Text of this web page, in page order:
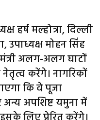
हर्ष मल्होत्रा, दिल्ली
उपाध्यक्ष मोहन सिंह
अलग-अलग घाटों
करेंगे। नागरिकों
कि वे पूजा
अन्य अपशिष्ट यमुना में